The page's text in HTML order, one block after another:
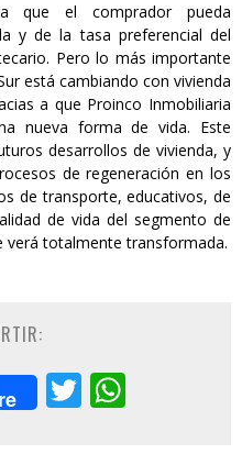
que el comprador pueda
y de la tasa preferencial del
Pero lo más importante
está cambiando con vivienda
a que Proinco Inmobiliaria
nueva forma de vida. Este
desarrollos de vivienda, y
de regeneración en los
de transporte, educativos, de
de vida del segmento de
verá totalmente transformada.
Twitter